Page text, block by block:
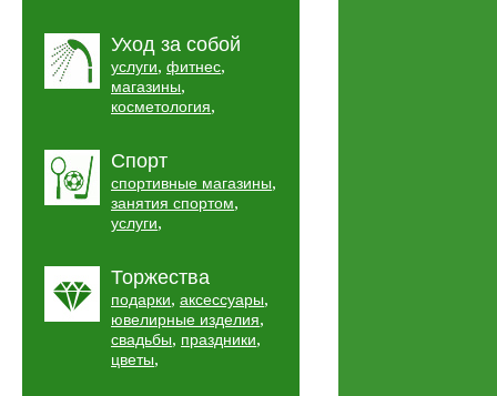
Уход за собой
услуги, фитнес,
магазины,
косметология,
Спорт
спортивные магазины,
занятия спортом,
услуги,
Торжества
подарки, аксессуары,
ювелирные изделия,
свадьбы, праздники,
цветы,